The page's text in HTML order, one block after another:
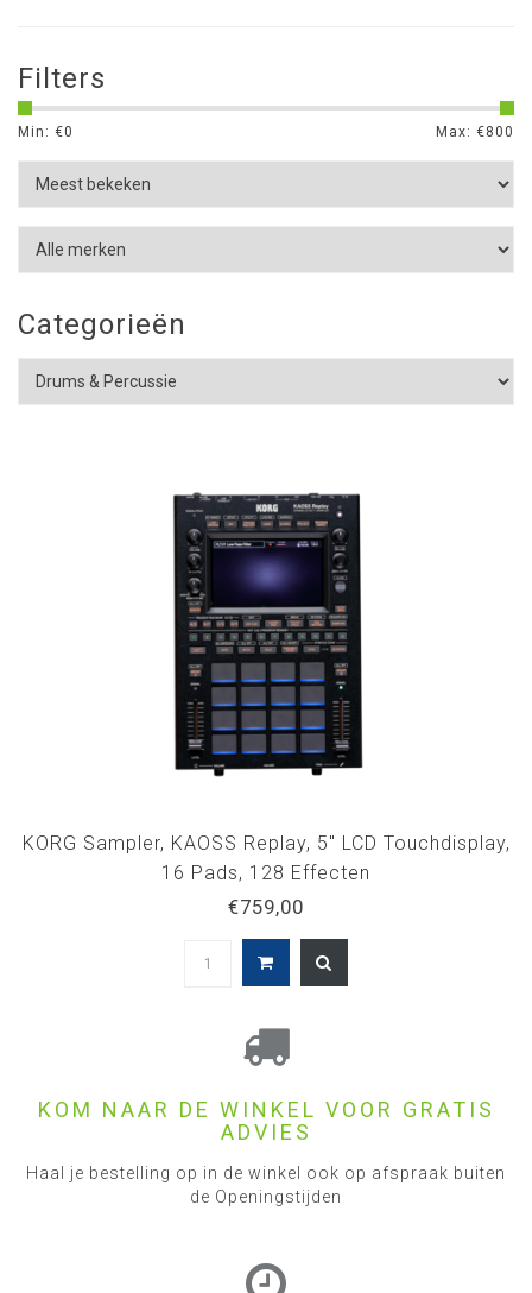
Filters
Min: €0 Max: €800
Categorieën
KORG Sampler, KAOSS Replay, 5" LCD Touchdisplay,
16 Pads, 128 Effecten
€759,00
KOM NAAR DE WINKEL VOOR GRATIS
ADVIES
Haal je bestelling op in de winkel ook op afspraak buiten
de Openingstijden